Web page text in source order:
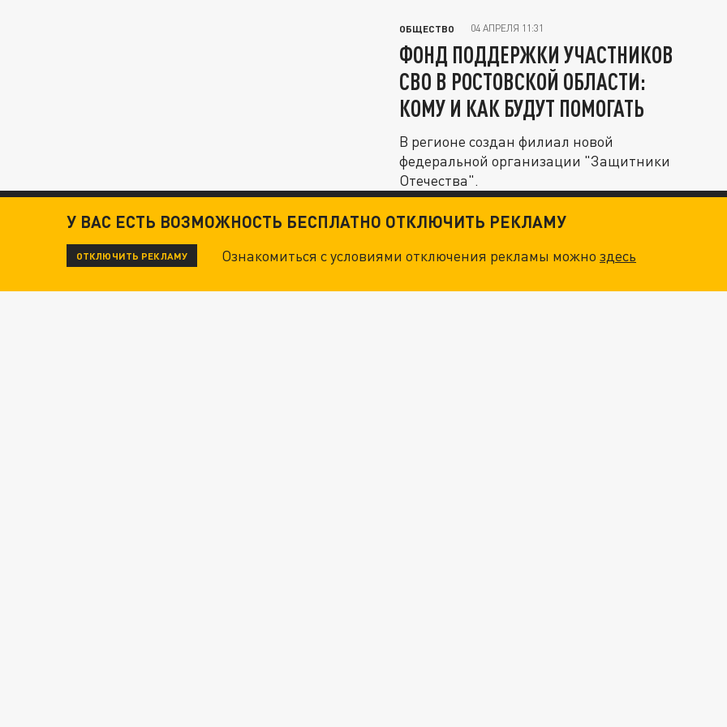
ОБЩЕСТВО 04 АПРЕЛЯ 11:31
ФОНД ПОДДЕРЖКИ УЧАСТНИКОВ
СВО В РОСТОВСКОЙ ОБЛАСТИ:
КОМУ И КАК БУДУТ ПОМОГАТЬ
В регионе создан филиал новой
федеральной организации "Защитники
Отечества".
У ВАС ЕСТЬ ВОЗМОЖНОСТЬ БЕСПЛАТНО ОТКЛЮЧИТЬ РЕКЛАМУ
ОТКЛЮЧИТЬ РЕКЛАМУ Ознакомиться с условиями отключения рекламы можноздесь